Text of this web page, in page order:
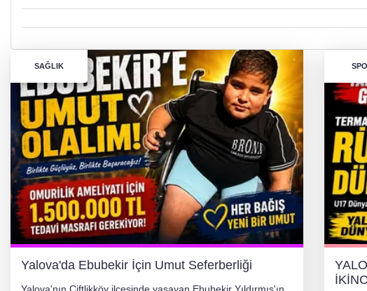
SAĞLIK
Yalova'da Ebubekir İçin Umut Seferberliği